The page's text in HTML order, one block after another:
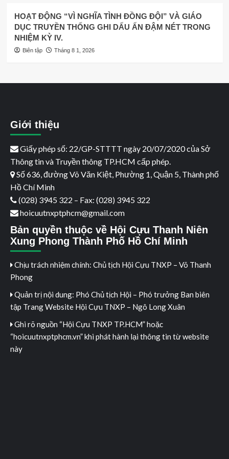
HOẠT ĐỘNG “VÌ NGHĨA TÌNH ĐỒNG ĐỘI” VÀ GIÁO
DỤC TRUYỀN THỐNG GHI DẤU ẤN ĐẬM NÉT TRONG
NHIỆM KỲ IV.
Biên tập Tháng 8 1, 2026
Giới thiệu
Giấy phép số: 22/GP-STTTT ngày 20/07/2020 của Sở
Thông tin và Truyền thông TP.HCM cấp phép.
Số 636, đường Võ Văn Kiệt, Phường 1, Quận 5, Thành phố
Hồ Chí Minh
(028) 3945 322 – Fax: (028) 3945 322
hoicuutnxptphcm@gmail.com
Bản quyền thuộc về Hội Cựu Thanh Niên
Xung Phong Thành Phố Hồ Chí Minh
Chịu trách nhiệm chính: Chủ tịch Hội Cựu TNXP – Võ Thanh
Phong
Quản trị nội dung: Phó Chủ tịch Hội – Phó trưởng Ban biên
tập Trang Website Hội Cựu TNXP – Ngô Long Xuân
Ghi rõ nguồn “Hội Cựu TNXP TP.HCM” hoặc
“hoicuutnxptphcm.vn” khi phát hành lại thông tin từ website
này